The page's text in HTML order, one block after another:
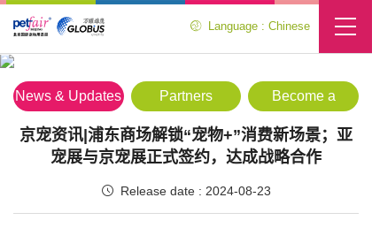
Language : Chinese
Media Center
News & Updates Partners
Become a
Partner
京宠资讯|浦东商场解锁“宠物+”消费新场景；亚
宠展与京宠展正式签约，达成战略合作
Release date : 2024-08-23